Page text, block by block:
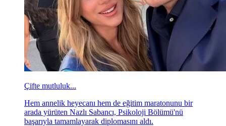
Çifte mutluluk...
Hem annelik heyecanı hem de eğitim maratonunu bir
arada yürüten Nazlı Sabancı, Psikoloji Bölümü'nü
başarıyla tamamlayarak diplomasını aldı.